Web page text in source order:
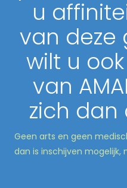
u
van deze
wilt u
van
zich dan
Geen arts en geen
dan is inschijven mogelijk,